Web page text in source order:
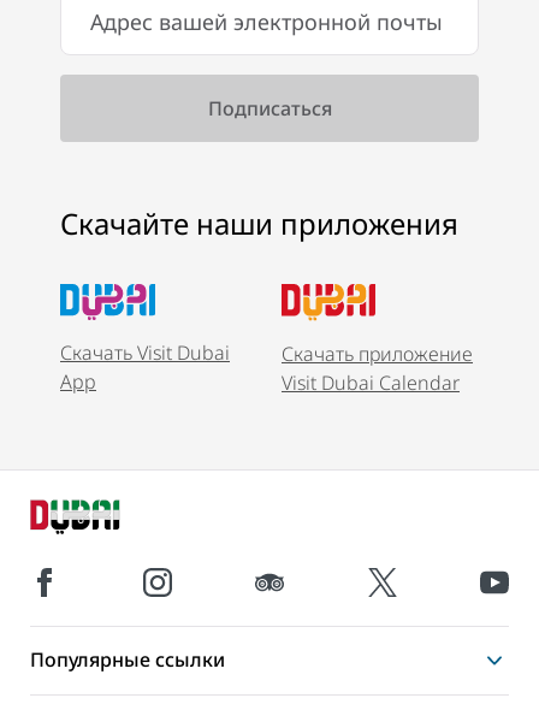
Скачайте наши приложения
Скачать Visit Dubai
App
Скачать приложение
Visit Dubai Calendar
Популярные ссылки